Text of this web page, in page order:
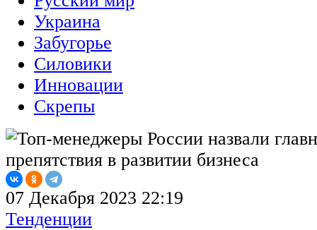
Украина
Забугорье
Силовики
Инновации
Скрепы
07 Декабря 2023 22:19
Тенденции